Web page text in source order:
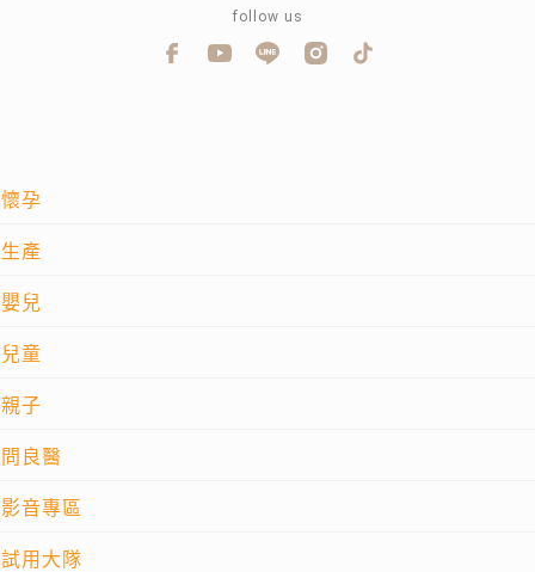
懷孕
生產
嬰兒
兒童
親子
問良醫
影音專區
試用大隊
follow us